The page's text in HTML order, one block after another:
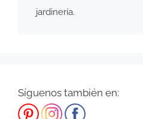
jardinería.
Síguenos también en: